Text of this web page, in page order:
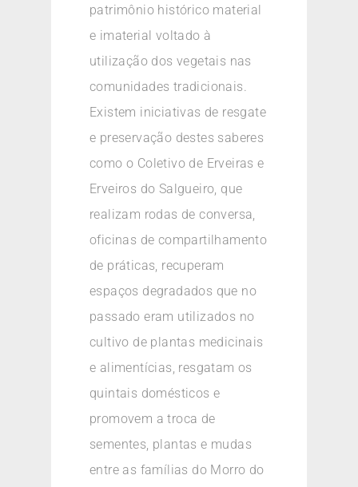
patrimônio histórico material
e imaterial voltado à
utilização dos vegetais nas
comunidades tradicionais.
Existem iniciativas de resgate
e preservação destes saberes
como o Coletivo de Erveiras e
Erveiros do Salgueiro, que
realizam rodas de conversa,
oficinas de compartilhamento
de práticas, recuperam
espaços degradados que no
passado eram utilizados no
cultivo de plantas medicinais
e alimentícias, resgatam os
quintais domésticos e
promovem a troca de
sementes, plantas e mudas
entre as famílias do Morro do